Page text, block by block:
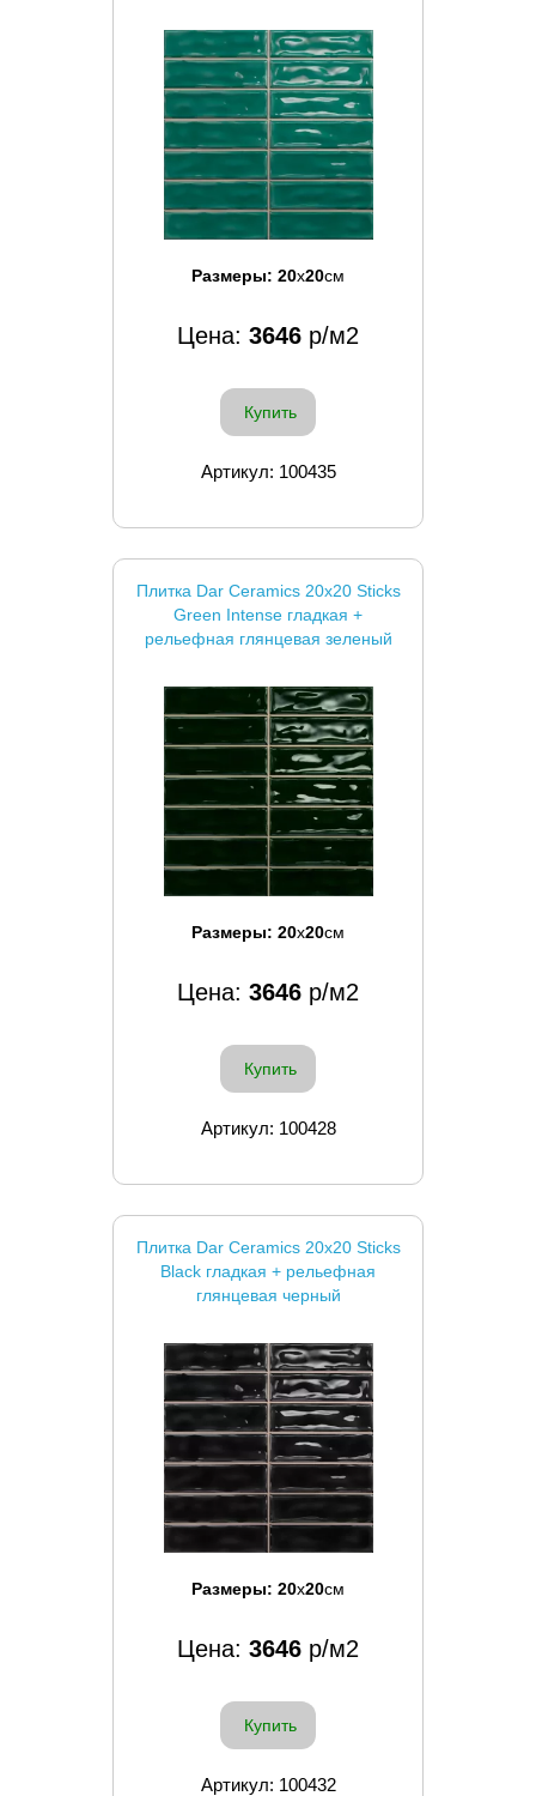
Размеры: 20x20см
Цена: 3646 р/м2
Купить
Артикул: 100435
Плитка Dar Ceramics 20x20 Sticks
Green Intense гладкая +
рельефная глянцевая зеленый
Размеры: 20x20см
Цена: 3646 р/м2
Купить
Артикул: 100428
Плитка Dar Ceramics 20x20 Sticks
Black гладкая + рельефная
глянцевая черный
Размеры: 20x20см
Цена: 3646 р/м2
Купить
Артикул: 100432